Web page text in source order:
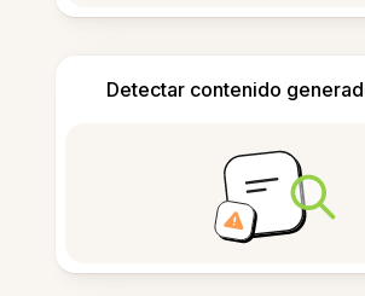
Detectar contenido